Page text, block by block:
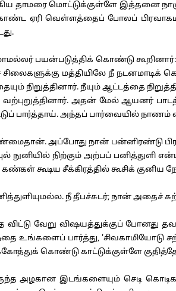
தாமரை மொட்டுக்குள்ளே இத்தனை
ஏரி வெள்ளத்தைப் போலப்
பயன்படுத்திக் கொண்டு கூறினார்:
மத்தியிலே நீ
நிறுத்தினார். நீயும் ஆட்டத்தை
அதன் மேல் ஆயனர்
பார்த்தாய். அந்தப் பார்வையில்
அப்போது நான் பன்னிரண்டு
நுனியில் நிற்கும் அற்பப்
கண்கள் கூடிய சீக்கிரத்தில் கூசிக்
நீ தீபச்சுடர்; நான் அதைச்
வேறு விஷயத்துக்குப் போனது
உங்களைப் பார்த்து, 'சிவகாமியோடு
கொண்டு காட்டுக்குள்ளே
அழகான இடங்களையும் செடி